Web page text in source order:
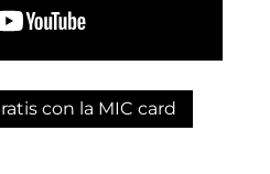
con la MIC card